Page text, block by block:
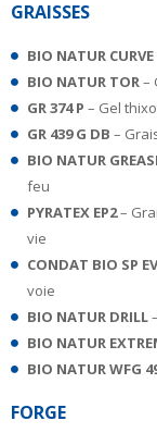
GRAISSES
BIO NATUR CURVE
BIO NATUR TOR–
GR 374 P – Gel
GR 439 G DB –
BIO NATUR
feu
PYRATEX EP2–
vie
CONDAT BIO SP
voie
BIO NATUR DRILL
BIO NATUR
BIO NATUR WFG
FORGE